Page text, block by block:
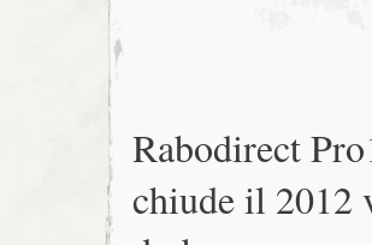
Rabodirect
chiude il 2012